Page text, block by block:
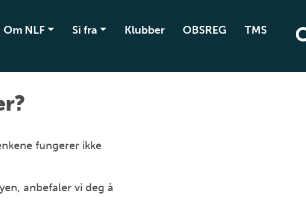
Om NLF Si fra Klubber OBSREG TMS
fungerer ikke
anbefaler vi deg å